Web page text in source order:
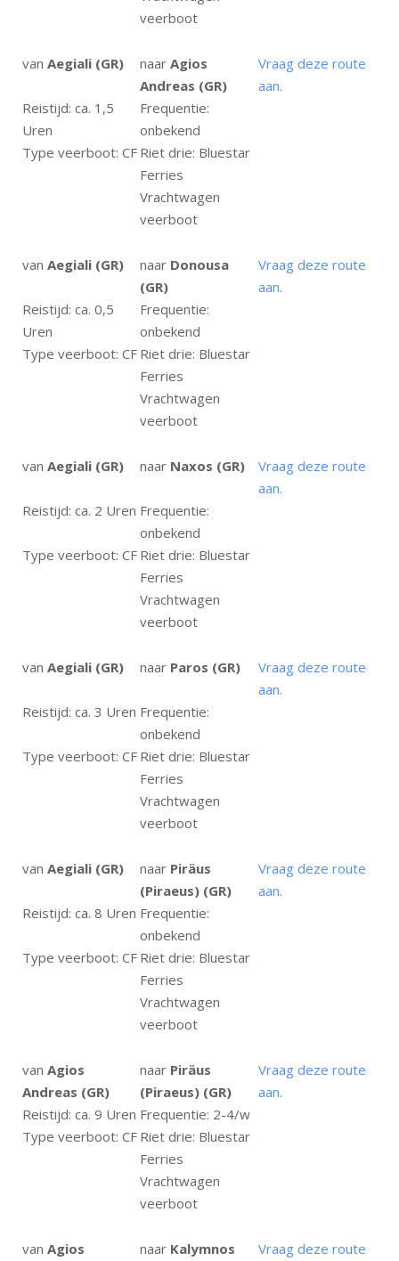
veerboot
van Aegiali (GR) naar Agios
Andreas (GR)
Vraag deze route
aan.
Reistijd: ca. 1,5
Uren
Frequentie:
onbekend
Type veerboot: CF Riet drie: Bluestar
Ferries
Vrachtwagen
veerboot
van Aegiali (GR) naar Donousa
(GR)
Vraag deze route
aan.
Reistijd: ca. 0,5
Uren
Frequentie:
onbekend
Type veerboot: CF Riet drie: Bluestar
Ferries
Vrachtwagen
veerboot
van Aegiali (GR) naar Naxos (GR)
Vraag deze route
aan.
Reistijd: ca. 2 Uren Frequentie:
onbekend
Type veerboot: CF Riet drie: Bluestar
Ferries
Vrachtwagen
veerboot
van Aegiali (GR) naar Paros (GR)
Vraag deze route
aan.
Reistijd: ca. 3 Uren Frequentie:
onbekend
Type veerboot: CF Riet drie: Bluestar
Ferries
Vrachtwagen
veerboot
van Aegiali (GR) naar Piräus
(Piraeus) (GR)
Vraag deze route
aan.
Reistijd: ca. 8 Uren Frequentie:
onbekend
Type veerboot: CF Riet drie: Bluestar
Ferries
Vrachtwagen
veerboot
van Agios
Andreas (GR)
naar Piräus
(Piraeus) (GR)
Vraag deze route
aan.
Reistijd: ca. 9 Uren Frequentie: 2-4/w
Type veerboot: CF Riet drie: Bluestar
Ferries
Vrachtwagen
veerboot
van Agios
naar Kalymnos
Vraag deze route